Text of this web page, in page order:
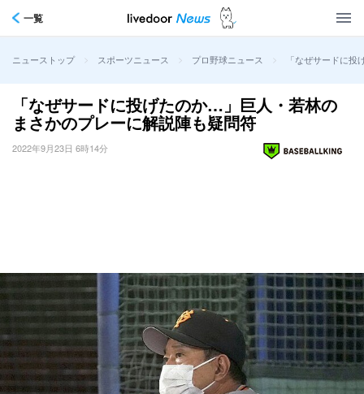
一覧
ニューストップ > スポーツニュース > プロ野球ニュース > 「なぜサードに
「なぜサードに投げたのか…」巨人・若林の
まさかのプレーに解説陣も疑問符
2022年9月23日 6時14分